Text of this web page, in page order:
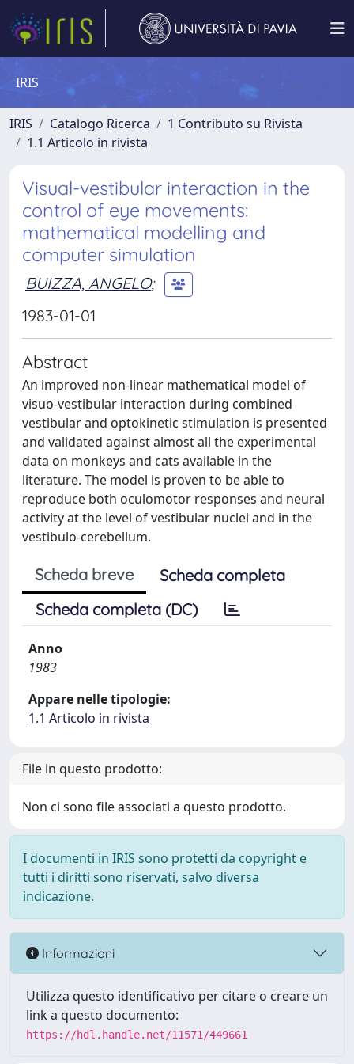
IRIS
IRIS Catalogo Ricerca
1 Contributo su Rivista
1.1 Articolo in rivista
Visual-vestibular interaction in the
control of eye movements:
mathematical modelling and
computer simulation
BUIZZA, ANGELO;
1983-01-01
Abstract
An improved non-linear mathematical model of
visuo-vestibular interaction during combined
vestibular and optokinetic stimulation is presented
and validated against almost all the experimental
data on monkeys and cats available in the
literature. The model is proven to be able to
reproduce both oculomotor responses and neural
activity at the level of vestibular nuclei and in the
vestibulo-cerebellum.
Scheda breve
Scheda completa
Scheda completa (DC)
Anno
1983
Appare nelle tipologie:
1.1 Articolo in rivista
File in questo prodotto:
Non ci sono file associati a questo prodotto.
I documenti in IRIS sono protetti da copyright e
tutti i diritti sono riservati, salvo diversa
indicazione.
Informazioni
Utilizza questo identificativo per citare o creare un
link a questo documento:
https://hdl.handle.net/11571/449661